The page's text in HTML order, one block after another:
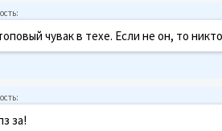
чувак в техе. Если не он, то
за!